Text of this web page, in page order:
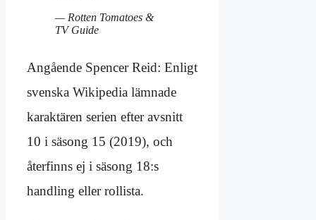
— Rotten Tomatoes &
TV Guide
Angående Spencer Reid: Enligt
svenska Wikipedia lämnade
karaktären serien efter avsnitt
10 i säsong 15 (2019), och
återfinns ej i säsong 18:s
handling eller rollista.